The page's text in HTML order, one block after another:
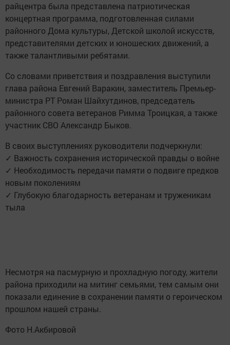
райцентра была представлена патриотическая
концертная программа, подготовленная силами
районного Дома культуры, Детской школой искусств,
представителями детских и юношеских движений, а
также талантливыми ребятами.
Со словами приветствия и поздравления выступили
глава района Евгений Варакин, заместитель Премьер-
министра РТ Роман Шайхутдинов, председатель
районного совета ветеранов Римма Троицкая, а также
участник СВО Александр Быков.
В своих выступлениях руководители подчеркнули:
✓ Важность сохранения исторической правды о войне
✓ Необходимость передачи памяти о подвиге предков
новым поколениям
✓ Глубокую благодарность ветеранам и труженикам
тыла
Несмотря на пасмурную и прохладную погоду, жители
района приходили на митинг семьями, тем самым они
показали единение в сохранении памяти о героическом
прошлом нашей страны.
Фото Н.Акбировой